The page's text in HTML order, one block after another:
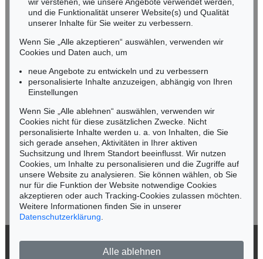
NORDDEUTSCHLAND
Nico Kassel, M.A.
Mobil: +49 (0)171 8618661
n.kassel@kettererkunst.de
Keine Auktion mehr verpassen!
Wir informieren Sie rechtzeitig.
Jetzt zum Newsletter anmelden >
und die Funktionalität unserer Website(s) und Qualität
unserer Inhalte für Sie weiter zu verbessern.
Wenn Sie „Alle akzeptieren“ auswählen, verwenden wir
Cookies und Daten auch, um
neue Angebote zu entwickeln und zu verbessern
personalisierte Inhalte anzuzeigen, abhängig von Ihren
Einstellungen
Wenn Sie „Alle ablehnen“ auswählen, verwenden wir
Cookies nicht für diese zusätzlichen Zwecke. Nicht
personalisierte Inhalte werden u. a. von Inhalten, die Sie
sich gerade ansehen, Aktivitäten in Ihrer aktiven
Suchsitzung und Ihrem Standort beeinflusst. Wir nutzen
Cookies, um Inhalte zu personalisieren und die Zugriffe auf
unsere Website zu analysieren. Sie können wählen, ob Sie
nur für die Funktion der Website notwendige Cookies
akzeptieren oder auch Tracking-Cookies zulassen möchten.
Weitere Informationen finden Sie in unserer
Datenschutzerklärung
Alle ablehnen